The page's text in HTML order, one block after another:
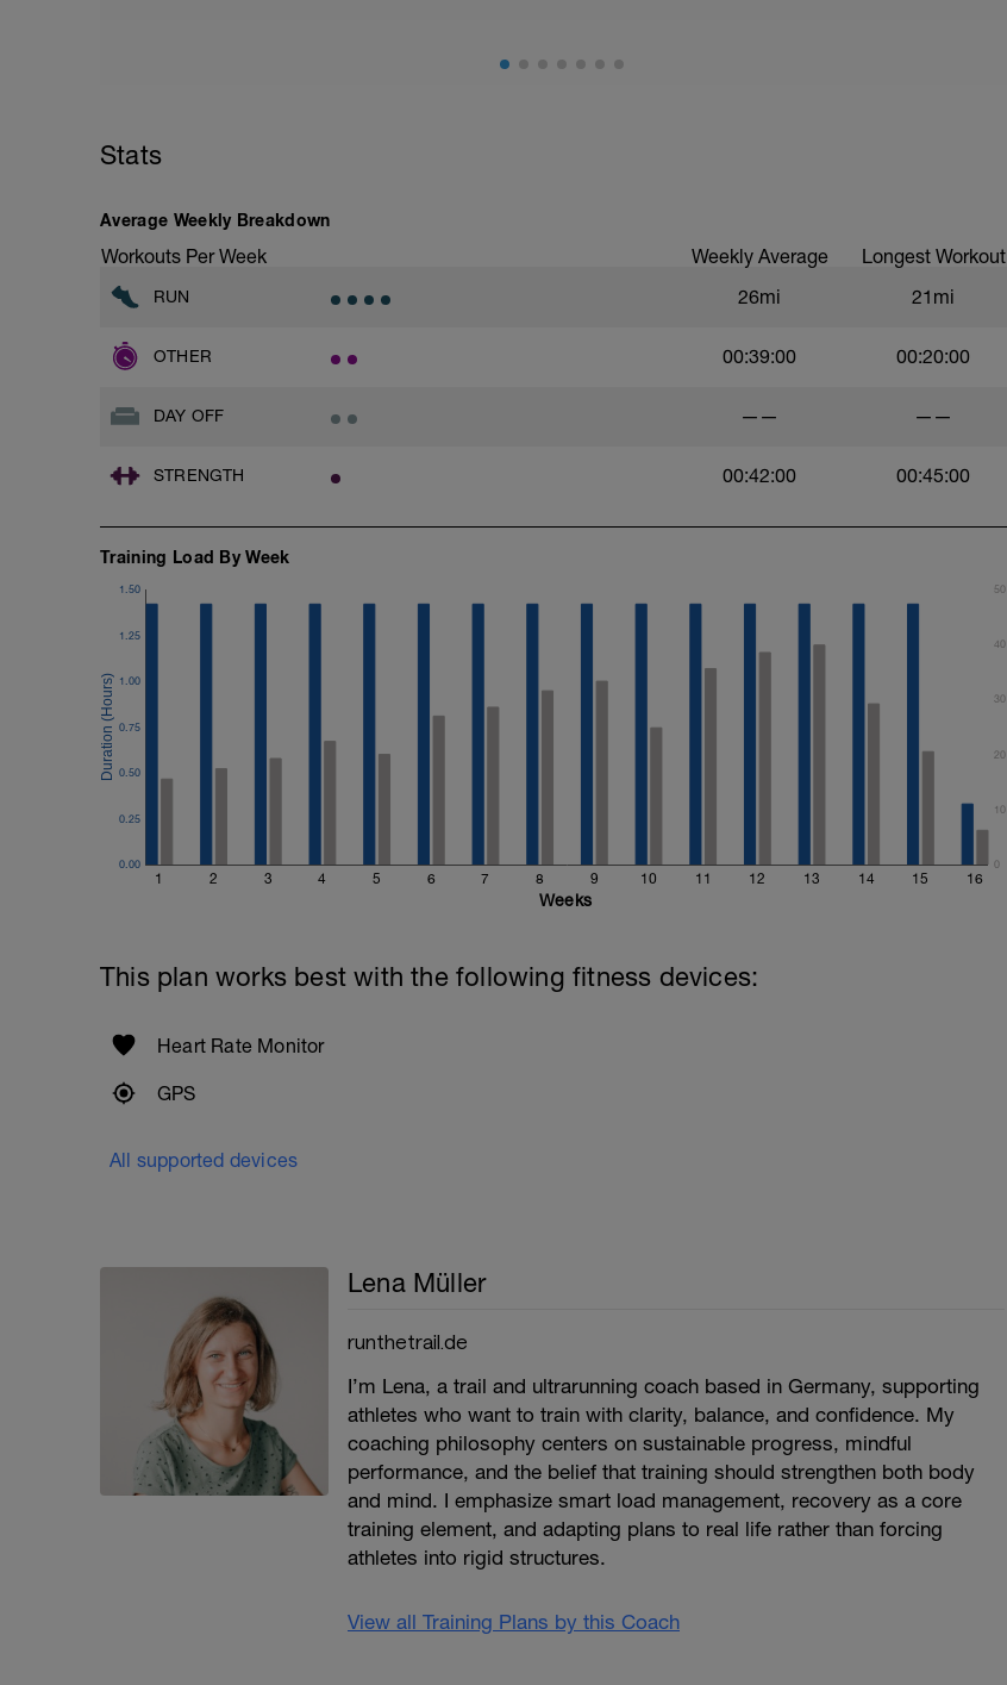
kleine Momente, die dir Wohlbefinden schenken. Erholung ist kein Aussetzen, sondern
Stats
Average Weekly Breakdown
Workouts Per Week Weekly Average Longest Workout
RUN 26mi 21mi
OTHER 00:39:00 00:20:00
DAY OFF —— ——
STRENGTH 00:42:00 00:45:00
Training Load By Week
1 2 3 4 5 6 7 8 9 10 11 12 13 14 15 16
0.00
0.25
0.50
0.75
1.00
1.25
1.50
0
10
20
30
40
50
Weeks
This plan works best with the following fitness devices:
Heart Rate Monitor
GPS
All supported devices
Lena Müller
runthetrail.de
I’m Lena, a trail and ultrarunning coach based in Germany, supporting
athletes who want to train with clarity, balance, and confidence. My
coaching philosophy centers on sustainable progress, mindful
performance, and the belief that training should strengthen both body
and mind. I emphasize smart load management, recovery as a core
training element, and adapting plans to real life rather than forcing
athletes into rigid structures.
View all Training Plans by this Coach